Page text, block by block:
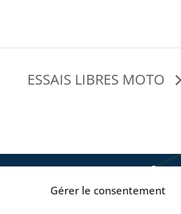
Gérer le consentement
ESSAIS LIBRES MOTO
CONNECTÉ(E)